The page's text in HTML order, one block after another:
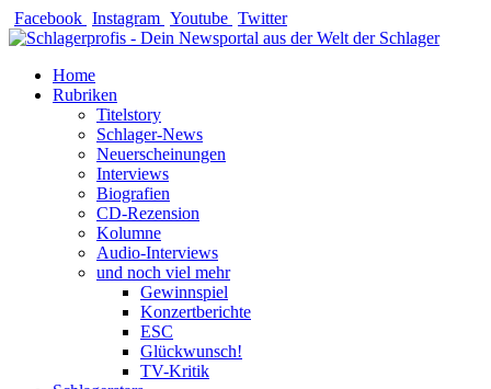
Zum
Inhalt
Facebook Instagram Youtube Twitter
Home
Rubriken
Titelstory
Schlager-News
Neuerscheinungen
Interviews
Biografien
CD-Rezension
Kolumne
Audio-Interviews
und noch viel mehr
Gewinnspiel
Konzertberichte
ESC
Glückwunsch!
TV-Kritik